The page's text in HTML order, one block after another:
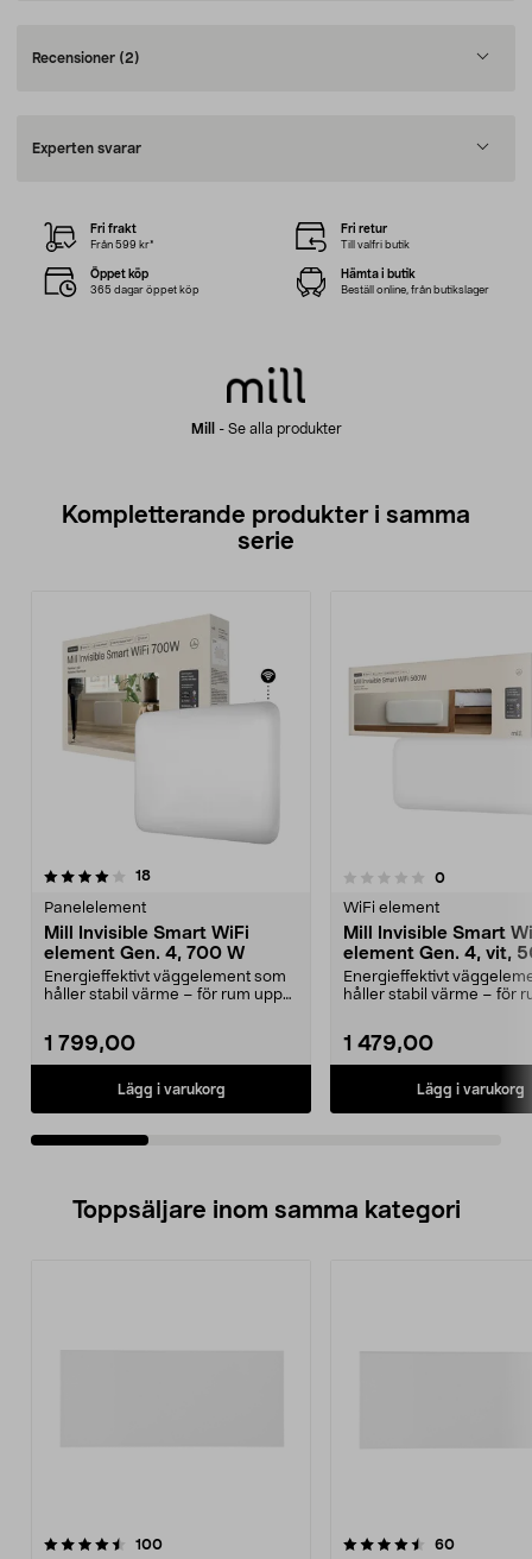
Recensioner (2)
Experten svarar
Mill - Se alla produkter
Fri frakt
Från 599 kr*
Fri retur
Till valfri butik
Öppet köp
365 dagar öppet köp
Hämta i butik
Beställ online, från butikslager
Kompletterande produkter i samma
serie
18recensioner
Panelelement
Mill Invisible Smart WiFi
element Gen. 4, 700 W
Energieffektivt väggelement som
håller stabil värme – för rum upp
1 799,00
Lägg i varukorg
0.0 av 5 stjärnor 0recensioner
WiFi element
Mill Invisible Smart
element Gen. 4, vit,
Energieffektivt
håller stabil värme – för
1 479,00
Lägg i varukorg
4.5av 5 stjärnor
Toppsäljare inom samma kategori
100recensioner
4.5 av 5 stjärnor 60
4.5 av 5 stjärnor